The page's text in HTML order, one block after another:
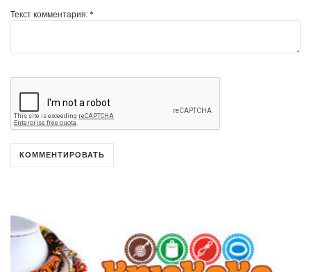
Текст комментария:*